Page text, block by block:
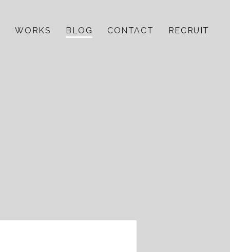
WORKS BLOG CONTACT RECRUIT